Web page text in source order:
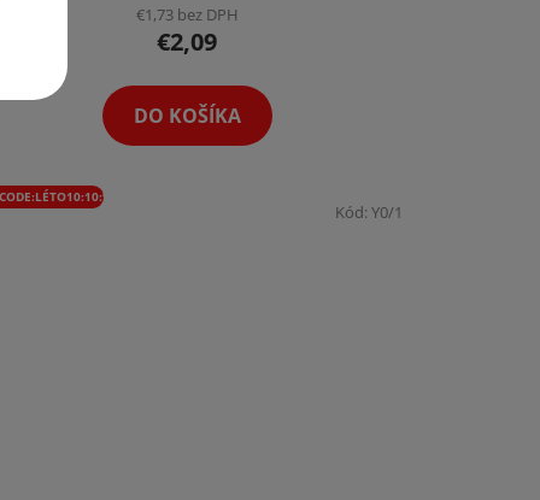
€1,73 bez DPH
€2,09
DO KOŠÍKA
Kód: Y0/1